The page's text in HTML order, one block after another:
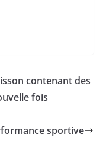
contenant des
fois
sportive